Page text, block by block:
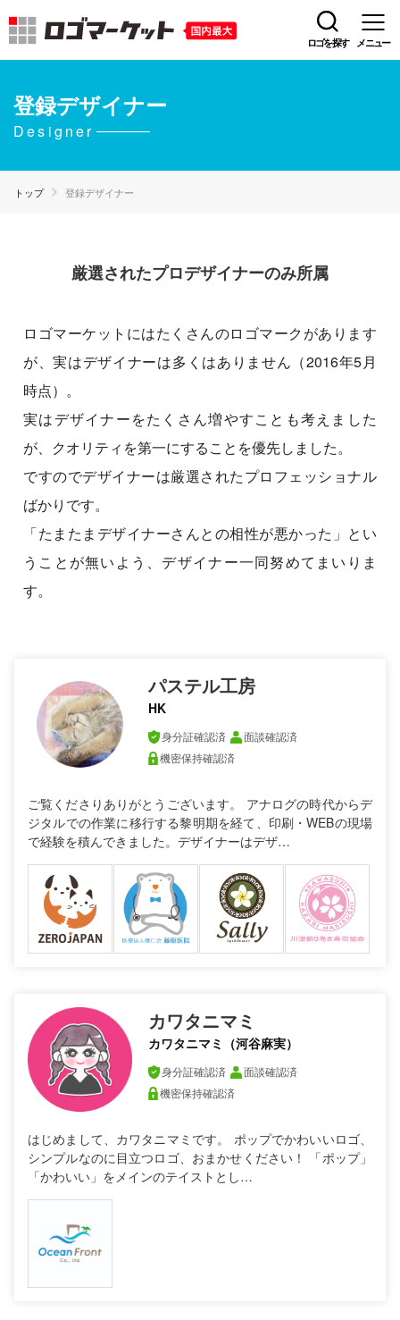
ロゴを探す メニュー
登録デザイナー
Designer
トップ 登録デザイナー
厳選されたプロデザイナーのみ所属
ロゴマーケットにはたくさんのロゴマークがあります
が、実はデザイナーは多くはありません（2016年5月
時点）。
実はデザイナーをたくさん増やすことも考えました
が、クオリティを第一にすることを優先しました。
ですのでデザイナーは厳選されたプロフェッショナル
ばかりです。
「たまたまデザイナーさんとの相性が悪かった」とい
うことが無いよう、デザイナー一同努めてまいりま
す。
パステル工房
HK
身分証確認済
面談確認済
機密保持確認済
ご覧くださりありがとうございます。 アナログの時代からデ
ジタルでの作業に移行する黎明期を経て、印刷・WEBの現場
で経験を積んできました。デザイナーはデザ…
カワタニマミ
カワタニマミ（河谷麻実）
身分証確認済
面談確認済
機密保持確認済
はじめまして、カワタニマミです。 ポップでかわいいロゴ、
シンプルなのに目立つロゴ、おまかせください！ 「ポップ」
「かわいい」をメインのテイストとし…